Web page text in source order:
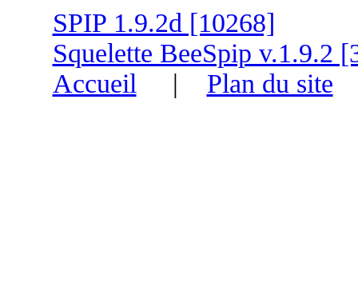
SPIP 1.9.2d [10268]
Squelette BeeSpip v.1.9.2
Accueil | Plan du site